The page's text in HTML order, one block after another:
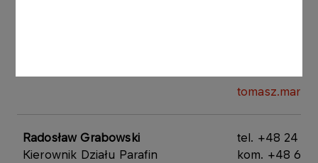
​Radosław Grabowski
Kierownik Działu Parafin
tel. +48 24
kom. +48 601